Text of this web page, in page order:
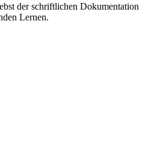
der schriftlichen Dokumentation
Lernen.